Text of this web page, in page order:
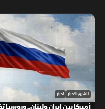
الشرق للأخبار أخبار
أميركا بين إيران ولبنان..